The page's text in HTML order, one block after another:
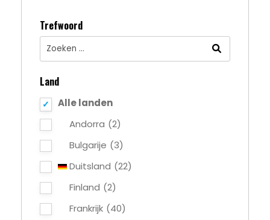
Trefwoord
Land
Alle landen
Andorra (2)
Bulgarije (3)
Duitsland (22)
Finland (2)
Frankrijk (40)